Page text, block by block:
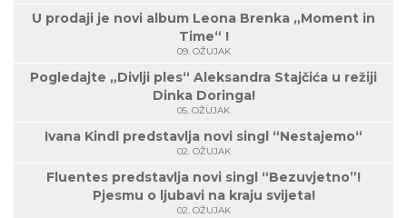
U prodaji je novi album Leona Brenka „Moment in
Time“ !
09. OŽUJAK
Pogledajte „Divlji ples“ Aleksandra Stajčića u režiji
Dinka Doringa!
05. OŽUJAK
Ivana Kindl predstavlja novi singl “Nestajemo“
02. OŽUJAK
Fluentes predstavlja novi singl “Bezuvjetno”!
Pjesmu o ljubavi na kraju svijeta!
02. OŽUJAK